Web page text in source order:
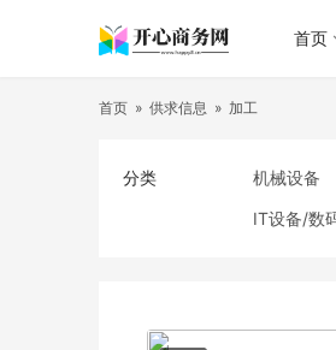
首页
首页 » 供求信息 » 加工
分类 机械设备
IT设备/数